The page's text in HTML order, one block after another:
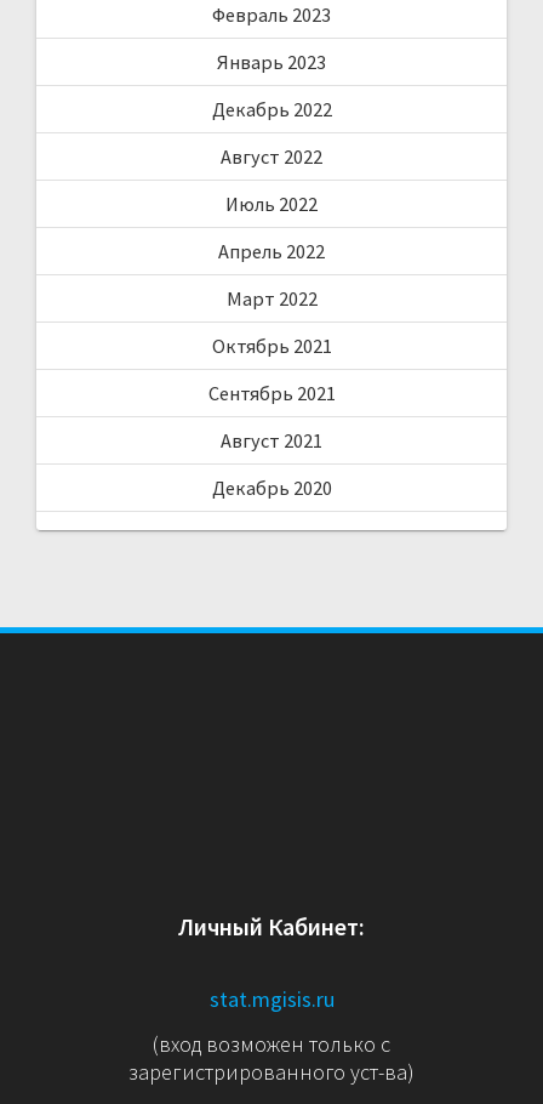
Февраль 2023
Январь 2023
Декабрь 2022
Август 2022
Июль 2022
Апрель 2022
Март 2022
Октябрь 2021
Сентябрь 2021
Август 2021
Декабрь 2020
Личный Кабинет:
stat.mgisis.ru
(вход возможен только с
зарегистрированного уст-ва)